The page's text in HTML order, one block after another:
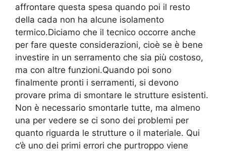
affrontare questa spesa quando poi il resto
della cada non ha alcune isolamento
termico.Diciamo che il tecnico occorre anche
per fare queste considerazioni, cioè se è bene
investire in un serramento che sia più costoso,
ma con altre funzioni.Quando poi sono
finalmente pronti i serramenti, si devono
provare prima di smontare le strutture esistenti.
Non è necessario smontarle tutte, ma almeno
una per vedere se ci sono dei problemi per
quanto riguarda le strutture o il materiale. Qui
c’è uno dei primi errori che purtroppo viene